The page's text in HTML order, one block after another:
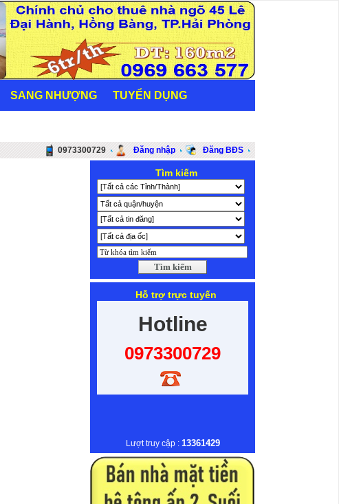
SANG NHƯỢNG TUYỂN DỤNG
0973300729 Đăng nhập Đăng BĐS
Tìm kiếm
Hỗ trợ trực tuyến
Hotline
0973300729
Lượt truy cập : 13361429